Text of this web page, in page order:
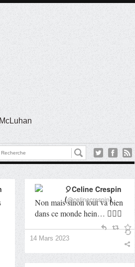
Non mais sinon tout va bien
dans ce monde hein… 🤦🏻‍♀️
🎈Celine Crespin
(@celinecrespin)
14 Mars 2023